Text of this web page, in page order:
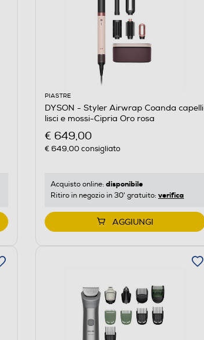
PIASTRE
DYSON - Styler Airwrap Coanda capelli
lisci e mossi-Cipria Oro rosa
€ 649,00
€ 649,00consigliato
Acquisto online: disponibile
Ritiro in negozio in 30' gratuito: verifica
AGGIUNGI